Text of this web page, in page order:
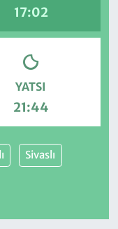
17:02
YATSI
21:44
Sivaslı